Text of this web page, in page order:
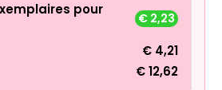
pour
€ 2,23
€ 4,21
€12,62